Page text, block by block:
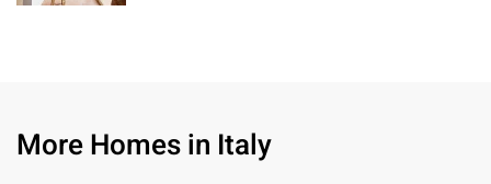
More Homes in Italy